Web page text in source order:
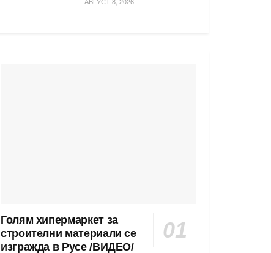
Голям хипермаркет за
строителни материали се
изгражда в Русе /ВИДЕО/